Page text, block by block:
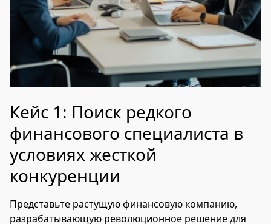
Кейс 1: Поиск редкого
финансового специалиста в
условиях жесткой
конкуренции
Представьте растущую финансовую компанию,
разрабатывающую революционное решение для